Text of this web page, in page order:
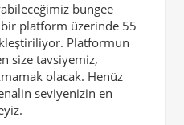
bungee
platform üzerinde 55
Platformun
size tavsiyemiz,
olacak. Henüz
seviyenizin en